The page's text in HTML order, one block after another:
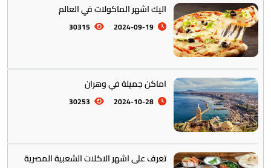
التراث والتقاليد
المأكولات العالمية
اليك اشهر الماكولات في العالم
2024-09-19
30315
اماكن جميلة في وهران
2024-10-28
30253
تعرف على اشهر الاكلات الشعبية المصرية